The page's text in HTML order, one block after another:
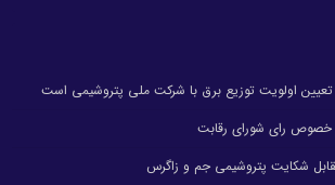
اولویت توزیع برق با شرکت ملی پتروشیمی است
خصوص رای شورای رقابت
شکایت پتروشیمی جم و زاگرس